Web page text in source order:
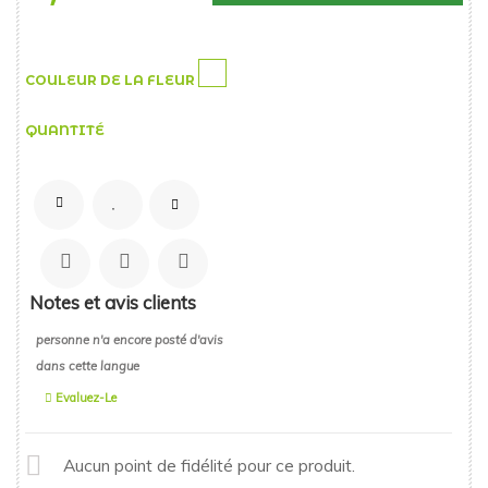
COULEUR DE LA FLEUR
QUANTITÉ
Notes et avis clients
personne n'a encore posté d'avis
dans cette langue
Evaluez-Le
Aucun point de fidélité pour ce produit.